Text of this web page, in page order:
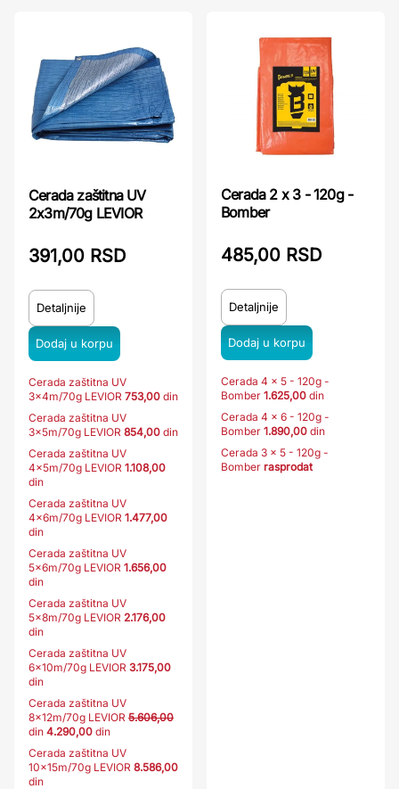
Cerada zaštitna UV
2x3m/70g LEVIOR
391,00 RSD
Detaljnije
Cerada zaštitna UV
3x4m/70g LEVIOR 753,00 din
Cerada zaštitna UV
3x5m/70g LEVIOR 854,00 din
Cerada zaštitna UV
4x5m/70g LEVIOR 1.108,00
din
Cerada zaštitna UV
4x6m/70g LEVIOR 1.477,00
din
Cerada zaštitna UV
5x6m/70g LEVIOR 1.656,00
din
Cerada zaštitna UV
5x8m/70g LEVIOR 2.176,00
din
Cerada zaštitna UV
6x10m/70g LEVIOR 3.175,00
din
Cerada zaštitna UV
8x12m/70g LEVIOR 5.606,00
din 4.290,00 din
Cerada zaštitna UV
10x15m/70g LEVIOR 8.586,00
din
Cerada 2 x 3 - 120g -
Bomber
485,00 RSD
Detaljnije
Cerada 4 x 5 - 120g -
Bomber 1.625,00 din
Cerada 4 x 6 - 120g -
Bomber 1.890,00 din
Cerada 3 x 5 - 120g -
Bomber rasprodat